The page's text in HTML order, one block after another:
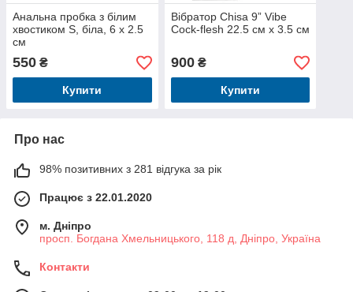
Анальна пробка з білим
хвостиком S, біла, 6 х 2.5
см
550 ₴
Купити
Вібратор Chisa 9” Vibe
Cock-flesh 22.5 см х 3.5 см
900₴
Купити
Про нас
98% позитивних з 281 відгука за рік
Працює з 22.01.2020
м. Дніпро
просп. Богдана Хмельницького, 118 д, Дніпро, Україна
Контакти